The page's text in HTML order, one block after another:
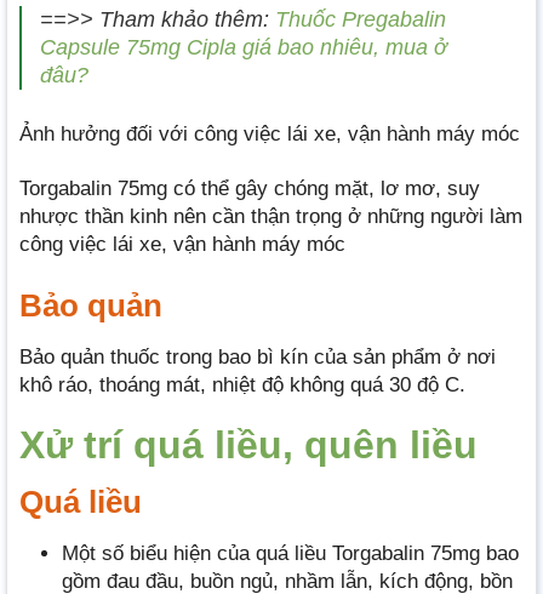
==>> Tham khảo thêm: Thuốc Pregabalin
Capsule 75mg Cipla giá bao nhiêu, mua ở
đâu?
Ảnh hưởng đối với công việc lái xe, vận hành máy móc
Torgabalin 75mg có thể gây chóng mặt, lơ mơ, suy
nhược thần kinh nên cần thận trọng ở những người làm
công việc lái xe, vận hành máy móc
Bảo quản
Bảo quản thuốc trong bao bì kín của sản phẩm ở nơi
khô ráo, thoáng mát, nhiệt độ không quá 30 độ C.
Xử trí quá liều, quên liều
Quá liều
Một số biểu hiện của quá liều Torgabalin 75mg bao
gồm đau đầu, buồn ngủ, nhầm lẫn, kích động, bồn